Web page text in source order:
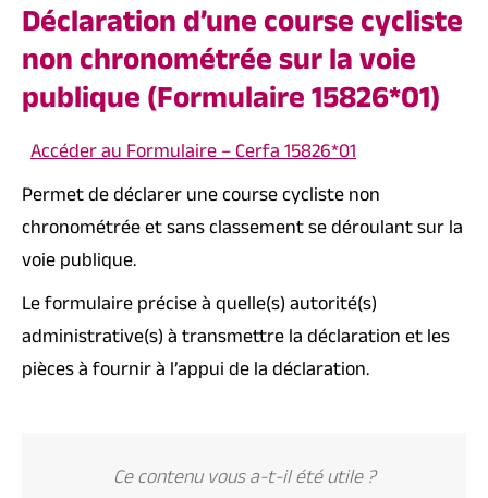
Déclaration d’une course cycliste
non chronométrée sur la voie
publique (Formulaire 15826*01)
Accéder au Formulaire – Cerfa 15826*01
Permet de déclarer une course cycliste non
chronométrée et sans classement se déroulant sur la
voie publique.
Le formulaire précise à quelle(s) autorité(s)
administrative(s) à transmettre la déclaration et les
pièces à fournir à l’appui de la déclaration.
Ce contenu vous a-t-il été utile ?